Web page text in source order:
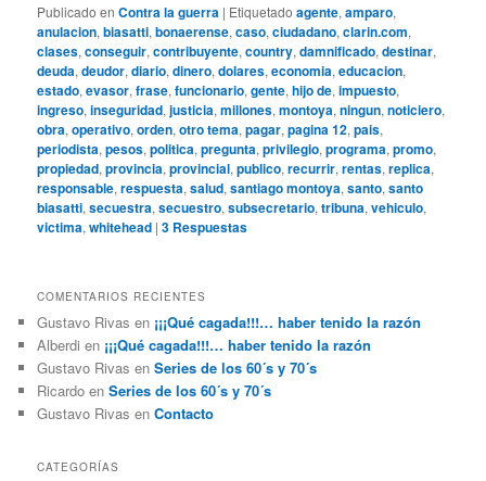
Publicado en Contra la guerra | Etiquetado agente,amparo,
anulacion,biasatti,bonaerense,caso,ciudadano,clarin.com,
clases,conseguir,contribuyente,country,damnificado,destinar,
deuda,deudor,diario,dinero,dolares,economia,educacion,
estado,evasor,frase,funcionario,gente,hijo de,impuesto,
ingreso,inseguridad,justicia,millones,montoya,ningun,noticiero,
obra,operativo,orden,otro tema,pagar,pagina 12,pais,
periodista,pesos,politica,pregunta,privilegio,programa,promo,
propiedad,provincia,provincial,publico,recurrir,rentas,replica,
responsable,respuesta,salud,santiago montoya,santo,santo
biasatti,secuestra,secuestro,subsecretario,tribuna,vehiculo,
victima,whitehead |3 Respuestas
COMENTARIOS RECIENTES
Gustavo Rivas en ¡¡¡Qué cagada!!!… haber tenido la razón
Alberdi en ¡¡¡Qué cagada!!!… haber tenido la razón
Gustavo Rivas enSeries de los 60´s y 70´s
Ricardo enSeries de los 60´s y 70´s
Gustavo Rivas enContacto
CATEGORÍAS